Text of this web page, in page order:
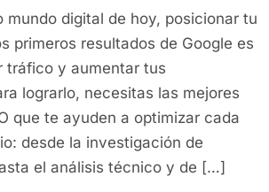
mundo digital de hoy, posicionar tu
primeros resultados de Google es
tráfico y aumentar tus
lograrlo, necesitas las mejores
que te ayuden a optimizar cada
desde la investigación de
el análisis técnico y de […]